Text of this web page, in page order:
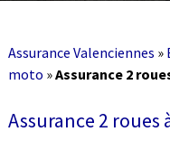
Assurance Valenciennes »
moto »Assurance 2
Assurance 2 roues